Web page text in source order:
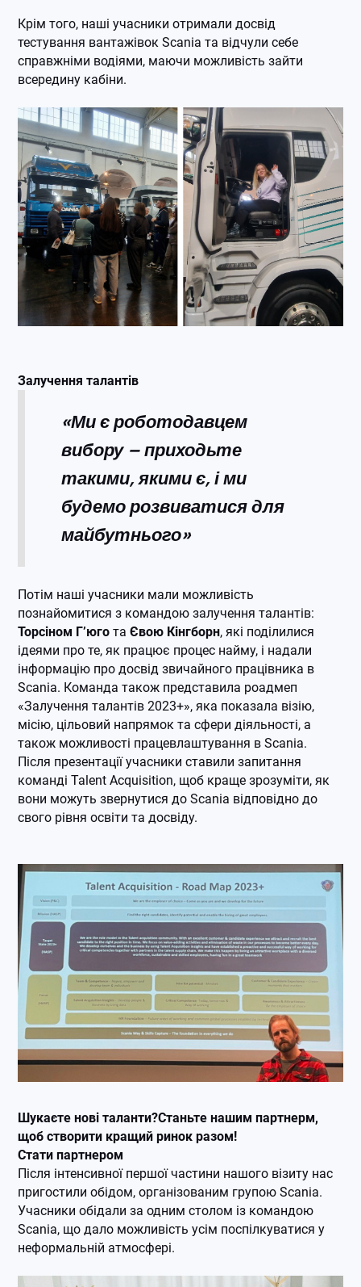
Крім того, наші учасники отримали досвід
тестування вантажівок Scania та відчули себе
справжніми водіями, маючи можливість зайти
всередину кабіни.
Залучення талантів
«Ми є роботодавцем
вибору – приходьте
такими, якими є, і ми
будемо розвиватися для
майбутнього»
Потім наші учасники мали можливість
познайомитися з командою залучення талантів:
Торсіном Г’юго таЄвою Кінгборн, які поділилися
ідеями про те, як працює процес найму, і надали
інформацію про досвід звичайного працівника в
Scania. Команда також представила роадмеп
«Залучення талантів 2023+», яка показала візію,
місію, цільовий напрямок та сфери діяльності, а
також можливості працевлаштування в Scania.
Після презентації учасники ставили запитання
команді Talent Acquisition, щоб краще зрозуміти, як
вони можуть звернутися до Scania відповідно до
свого рівня освіти та досвіду.
Шукаєте нові таланти?Станьте нашим партнерм,
щоб створити кращий ринок разом!
Стати партнером
Після інтенсивної першої частини нашого візиту нас
пригостили обідом, організованим групою Scania.
Учасники обідали за одним столом із командою
Scania, що дало можливість усім поспілкуватися у
неформальній атмосфері.